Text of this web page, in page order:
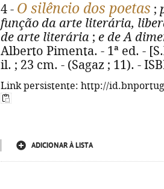
4 - O silêncio dos poetas ;
função da arte literária,
de arte literária ; e de A
Alberto Pimenta. - 1ª ed. -
il. ; 23 cm. - (Sagaz ; 11). -
Link persistente: http://
ADICIONAR À LISTA